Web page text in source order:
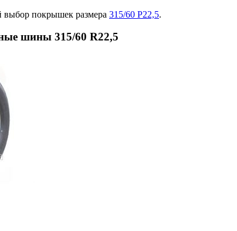
выбор покрышек размера 315/60 Р22,5.
шины 315/60 R22,5